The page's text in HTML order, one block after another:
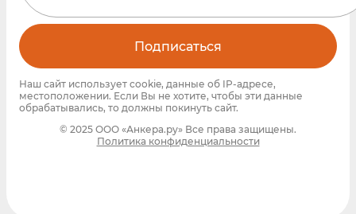
Подписаться
Наш сайт использует cookie, данные об IP-адресе,
местоположении. Если Вы не хотите, чтобы эти данные
обрабатывались, то должны покинуть сайт.
© 2025 ООО «Анкера.ру» Все права защищены.
Политика конфиденциальности